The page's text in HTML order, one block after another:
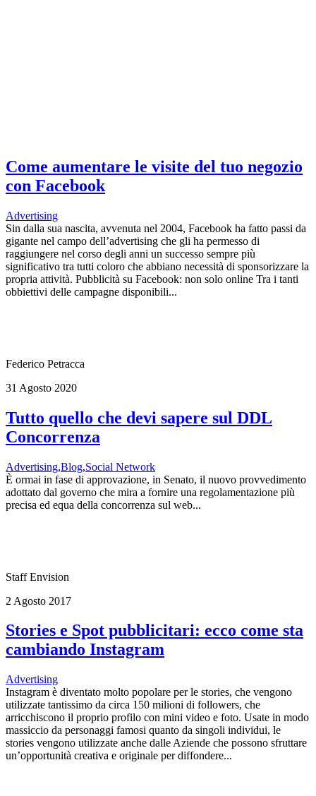
Come aumentare le visite del tuo negozio
con Facebook
Advertising
Sin dalla sua nascita, avvenuta nel 2004, Facebook ha fatto passi da
gigante nel campo dell’advertising che gli ha permesso di
raggiungere nel corso degli anni un successo sempre più
significativo tra tutti coloro che abbiano necessità di sponsorizzare la
propria attività. Pubblicità su Facebook: non solo online Tra i tanti
obbiettivi delle campagne disponibili...
Federico Petracca
31 Agosto 2020
Tutto quello che devi sapere sul DDL
Concorrenza
Advertising,Blog,Social Network
È ormai in fase di approvazione, in Senato, il nuovo provvedimento
adottato dal governo che mira a fornire una regolamentazione più
precisa ed equa della concorrenza sul web...
Staff Envision
2 Agosto 2017
Stories e Spot pubblicitari: ecco come sta
cambiando Instagram
Advertising
Instagram è diventato molto popolare per le stories, che vengono
utilizzate tantissimo da circa 150 milioni di followers, che
arricchiscono il proprio profilo con mini video e foto. Usate in modo
massiccio da personaggi famosi quanto da singoli individui, le
stories vengono utilizzate anche dalle Aziende che possono sfruttare
un’opportunità creativa e originale per diffondere...